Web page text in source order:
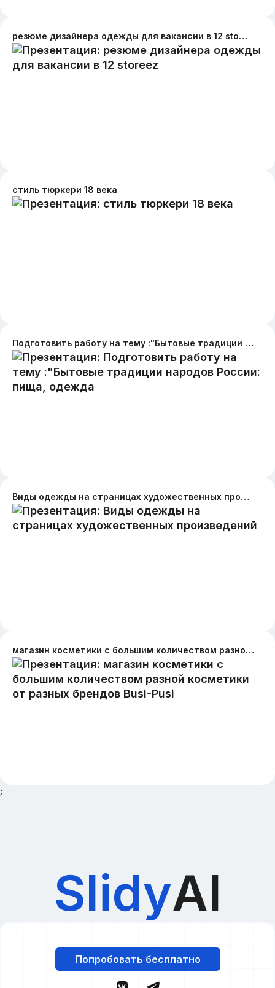
резюме дизайнера одежды для вакансии в 12 storeez
стиль тюркери 18 века
Подготовить работу на тему :"Бытовые традиции народов России: пища, одежда
Виды одежды на страницах художественных произведений
магазин косметики с большим количеством разной косметики от разных брендов Busi-Pusi
;
SlidyAI
Попробовать бесплатно